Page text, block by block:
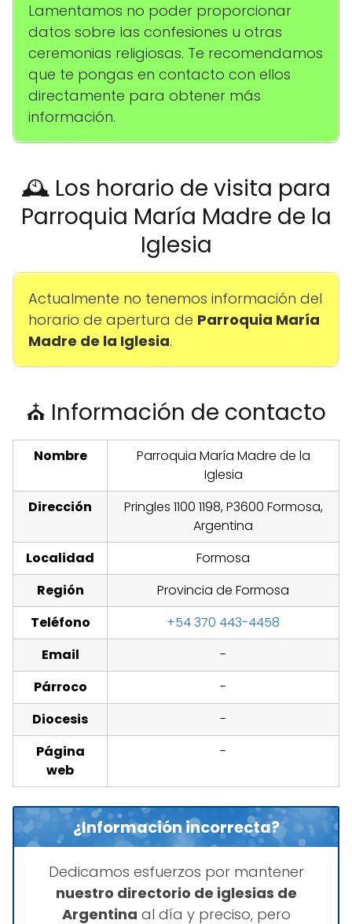
Lamentamos no poder proporcionar
datos sobre las confesiones u otras
ceremonias religiosas. Te recomendamos
que te pongas en contacto con ellos
directamente para obtener más
información.
🕰️ Los horario de visita para
Parroquia María Madre de la
Iglesia
Actualmente no tenemos información del
horario de apertura de Parroquia María
Madre de la Iglesia.
⛪ Información de contacto
Nombre
Parroquia María Madre de la
Iglesia
Dirección
Pringles 1100 1198, P3600 Formosa,
Argentina
Localidad
Formosa
Región
Provincia de Formosa
Teléfono
+54 370 443-4458
Email
-
Párroco
-
Diocesis
-
Página
web
-
¿Información incorrecta?
Dedicamos esfuerzos por mantener
nuestro directorio de iglesias de
Argentina al día y preciso, pero